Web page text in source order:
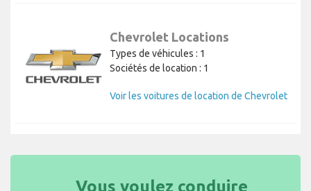
Chevrolet Locations
Types de véhicules : 1
Sociétés de location : 1
Voir les voitures de location de Chevrolet
Vous voulez conduire